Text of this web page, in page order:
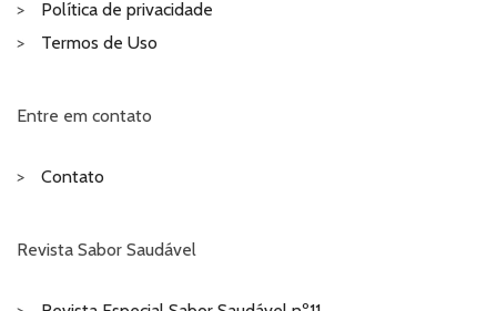
Política de privacidade
Termos de Uso
Entre em contato
Contato
Revista Sabor Saudável